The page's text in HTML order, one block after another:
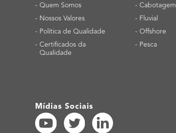
- Quem Somos
- Nossos Valores
- Política de Qualidade
- Certificados da
Qualidade
Mídias Sociais
- Cabotagem
- Fluvial
- Offshore
- Pesca